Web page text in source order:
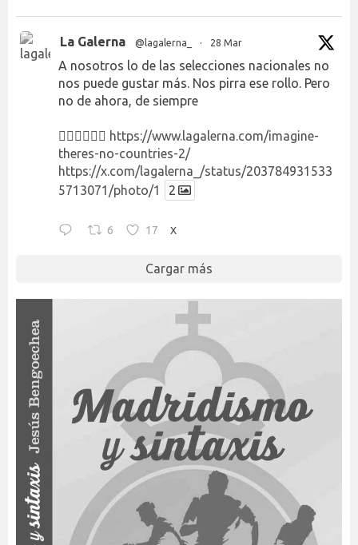
La Galerna @lagalerna_ · 28 Mar
A nosotros lo de las selecciones nacionales no
nos puede gustar más. Nos pirra ese rollo. Pero
no de ahora, de siempre
👉🏻👉🏻👉🏻 https://www.lagalerna.com/imagine-
theres-no-countries-2/
https://x.com/lagalerna_/status/203784931533
5713071/photo/1
2
6 17 X
Cargar más